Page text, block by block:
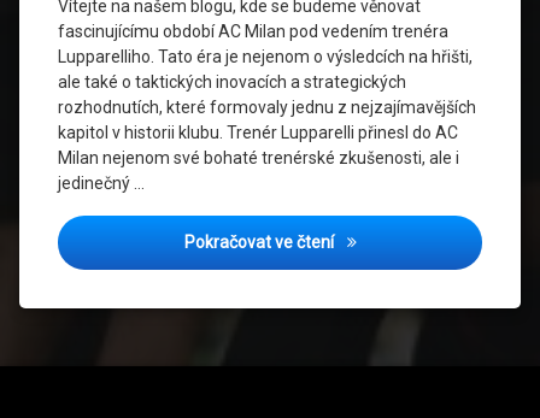
Vítejte na našem blogu, kde se budeme věnovat
fascinujícímu období AC Milan pod vedením trenéra
Lupparelliho. Tato éra je nejenom o výsledcích na hřišti,
ale také o taktických inovacích a strategických
rozhodnutích, které formovaly jednu z nejzajímavějších
kapitol v historii klubu. Trenér Lupparelli přinesl do AC
Milan nejenom své bohaté trenérské zkušenosti, ale i
jedinečný …
Pokračovat ve čteníTaktické géniové: AC
Serie
A
Sportovní
úspěchy
Taktická
Trenér